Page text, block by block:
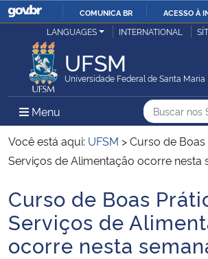
IR
COMUNICA BR ACESSO À
Ministério da Justiça e Segurança Pública
Ministério da Defesa
Ministério das Relações Exteriores
Ministério da Infraestrutura
Ministério da Agricultura, Pecuária e Abastecimento
LANGUAGES INTERNATIONAL
UFSM
Universidade Federal de Santa Maria
Menu Menu Principal do Sítio
Busca
Buscar
Busca:
Você está aqui: UFSM >Curso de
Serviços de Alimentação ocorre nesta
Início do conteúdo
Curso de Boas
Serviços de
ocorre nesta